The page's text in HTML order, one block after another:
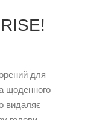
для
щоденного
видаляє